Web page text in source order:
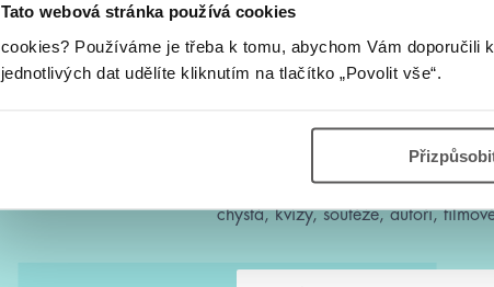
Tato webová stránka používá cookies
cookies? Používáme je třeba k tomu, abychom Vám doporučili
jednotlivých dat udělíte kliknutím na tlačítko „Povolit vše“.
chystá, kvízy, soutěže, autoři,